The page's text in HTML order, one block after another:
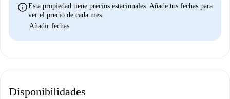
infoEsta propiedad tiene precios estacionales. Añade tus fechas para
ver el precio de cada mes.
Añadir fechas
Disponibilidades